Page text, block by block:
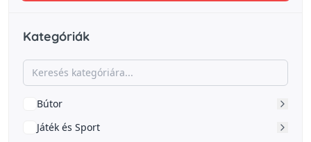
Kategóriák
Bútor
Játék és Sport